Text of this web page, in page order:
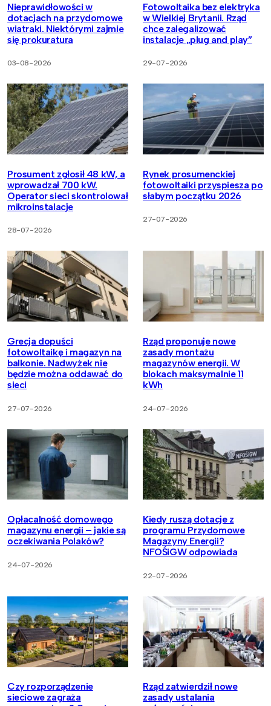
Nieprawidłowości w
dotacjach na przydomowe
wiatraki. Niektórymi zajmie
się prokuratura
03-08-2026
Fotowoltaika bez elektryka
w Wielkiej Brytanii. Rząd
chce zalegalizować
instalacje „plug and play”
29-07-2026
Prosument zgłosił 48 kW, a
wprowadzał 700 kW.
Operator sieci skontrolował
mikroinstalacje
28-07-2026
Rynek prosumenckiej
fotowoltaiki przyspiesza po
słabym początku 2026
27-07-2026
Grecja dopuści
fotowoltaikę i magazyn na
balkonie. Nadwyżek nie
będzie można oddawać do
sieci
27-07-2026
Rząd proponuje nowe
zasady montażu
magazynów energii. W
blokach maksymalnie 11
kWh
24-07-2026
Opłacalność domowego
magazynu energii – jakie są
oczekiwania Polaków?
24-07-2026
Kiedy ruszą dotacje z
programu Przydomowe
Magazyny Energii?
NFOŚiGW odpowiada
22-07-2026
Czy rozporządzenie
sieciowe zagraża
Rząd zatwierdził nowe
zasady ustalania